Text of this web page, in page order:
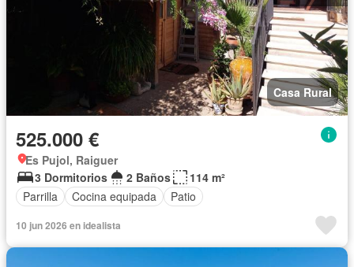
Casa Rural
525.000 €
Es Pujol, Raiguer
3 Dormitorios
2 Baños
114 m²
Parrilla
Cocina equipada Patio
10 jun 2026 en idealista